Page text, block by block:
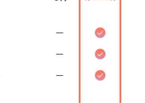
－
－
－